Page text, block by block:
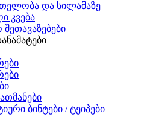
და სილამაზე
კვება
ბინტები / ტეიპები